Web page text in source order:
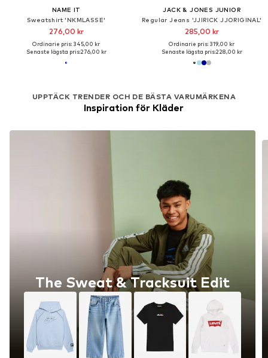
NAME IT
Sweatshirt 'NKMLASSE'
276,00 kr
Ordinarie pris: 345,00 kr
Senaste lägsta pris:276,00 kr
UPPTÄCK TRENDER OCH DE BÄSTA VARUMÄRKENA
Inspiration för Kläder
The Sweat & Tracksuit Edit
JACK & JONES JUNIOR
Regular Jeans 'JJIRICK JJORIGINAL'
285,00 kr
Ordinarie pris: 319,00 kr
Senaste lägsta pris:228,00 kr